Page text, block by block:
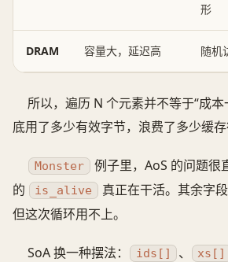
形
DRAM 容量大，延迟高 随机
所以，遍历 N 个元素并不等于“成
底用了多少有效字节，浪费了多少缓存
Monster
例子里，AoS 的问题很
的
is_alive
真正在干活。其余字
但这次循环用不上。
SoA 换一种摆法： ids[] 、 xs[]